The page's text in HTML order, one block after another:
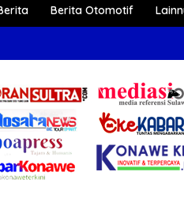
Berita Otomotif